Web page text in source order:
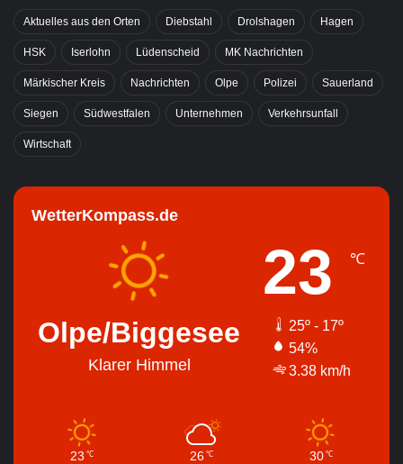
Aktuelles aus den Orten Diebstahl Drolshagen Hagen
HSK Iserlohn Lüdenscheid MK Nachrichten
Märkischer Kreis Nachrichten Olpe Polizei Sauerland
Siegen Südwestfalen Unternehmen Verkehrsunfall
Wirtschaft
WetterKompass.de
Olpe/Biggesee
Klarer Himmel
23 ℃
25º - 17º
54%
3.38 km/h
23 ℃ 26 ℃ 30 ℃